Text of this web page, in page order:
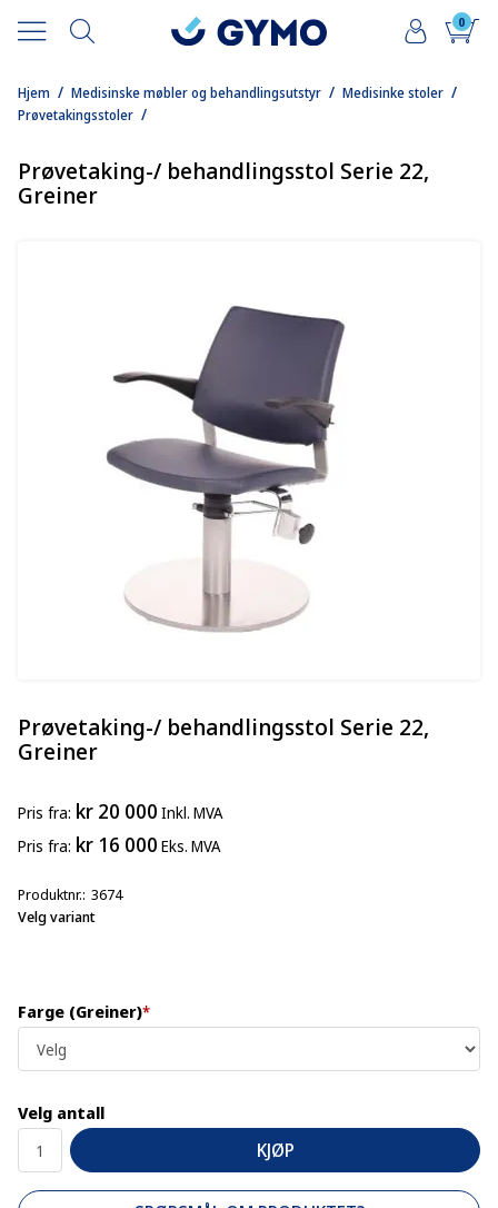
0
/
Hjem /
Medisinske møbler og behandlingsutstyr /
Medisinke stoler
/
Prøvetakingsstoler
Prøvetaking-/ behandlingsstol Serie 22,
Greiner
Prøvetaking-/ behandlingsstol Serie 22,
Greiner
Pris fra kr 20 000 Inkl. MVA
Pris fra kr 16 000 Eks. MVA
Produktnr. 3674
Velg variant
Farge (Greiner)*
Velg antall
KJØP